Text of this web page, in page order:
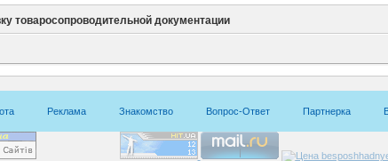
товаросопроводительной документации
Реклама Знакомство Вопрос-Ответ Партнерка